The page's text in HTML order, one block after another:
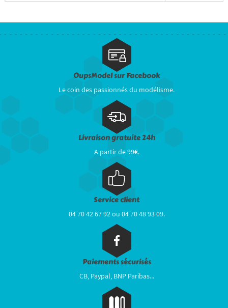
OupsModel sur Facebook
Le coin des passionnés du modélisme.
Livraison gratuite 24h
A partir de 99€.
Service client
04 70 42 67 92 ou 04 70 48 93 09.
Paiements sécurisés
CB, Paypal, BNP Paribas...